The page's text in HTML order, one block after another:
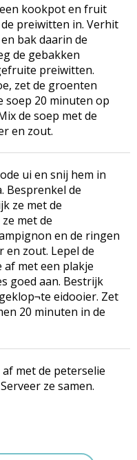
kookpot en fruit
preiwitten in. Verhit
bak daarin de
de gebakken
preiwitten.
zet de groenten
soep 20 minuten op
de soep met de
en zout.
ui en snij hem in
Besprenkel de
ze met de
met de
en de ringen
en zout. Lepel de
af met een plakje
goed aan. Bestrijk
eidooier. Zet
20 minuten in de
met de peterselie
ze samen.